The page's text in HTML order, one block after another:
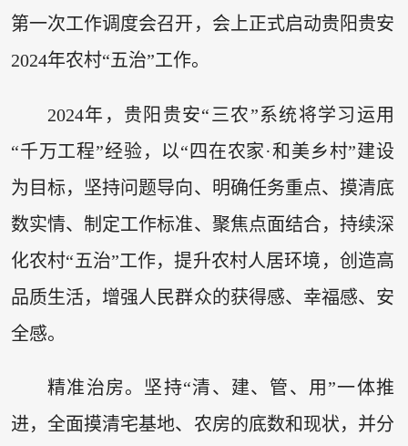
第一次工作调度会召开，会上正式启动贵阳贵安
2024年农村“五治”工作。
2024年，贵阳贵安“三农”系统将学习运用
“千万工程”经验，以“四在农家·和美乡村”建设
为目标，坚持问题导向、明确任务重点、摸清底
数实情、制定工作标准、聚焦点面结合，持续深
化农村“五治”工作，提升农村人居环境，创造高
品质生活，增强人民群众的获得感、幸福感、安
全感。
精准治房。坚持“清、建、管、用”一体推
进，全面摸清宅基地、农房的底数和现状，并分